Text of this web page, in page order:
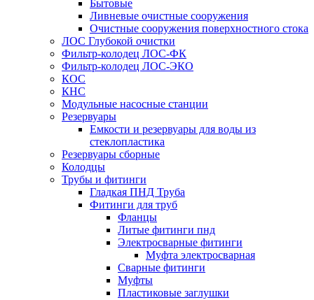
Бытовые
Ливневые очистные сооружения
Очистные сооружения поверхностного стока
ЛОС Глубокой очистки
Фильтр-колодец ЛОС-ФК
Фильтр-колодец ЛОС-ЭКО
КОС
КНС
Модульные насосные станции
Резервуары
Емкости и резервуары для воды из
стеклопластика
Резервуары сборные
Колодцы
Трубы и фитинги
Гладкая ПНД Труба
Фитинги для труб
Фланцы
Литые фитинги пнд
Электросварные фитинги
Муфта электросварная
Сварные фитинги
Муфты
Пластиковые заглушки